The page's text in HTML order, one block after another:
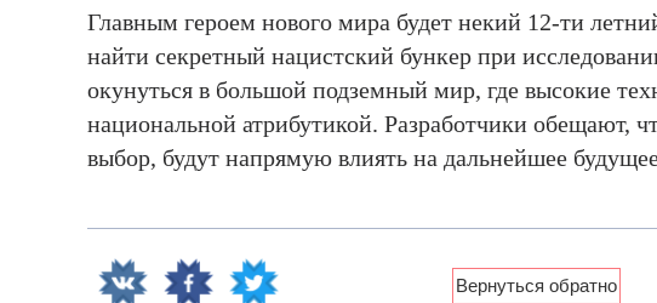
Главным героем нового мира будет некий 12-ти
найти секретный нацистский бункер при
окунуться в большой подземный мир, где высокие
национальной атрибутикой. Разработчики обещают,
выбор, будут напрямую влиять на дальнейшее